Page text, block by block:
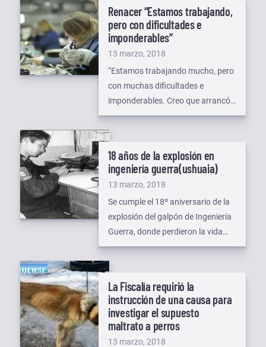
13.30 efectivos de la Comisaría
Tercera se hicieron presentes en el
Centro Invernal con una orden de
allanamiento […]
Renacer “Estamos trabajando,
pero con dificultades e
imponderables”
Publicado
el
13 marzo, 2018
“Estamos trabajando mucho, pero
con muchas dificultades e
imponderables. Creo que arrancó
un año que por un lado se preveía
que iba a ser bueno hasta una
producto de eso cerramos un
convenio para fabricar televisores
con la empresa Coradir, cuya
comercialización es a la firma
Rodó. La […]
18 años de la explosión en
ingeniería guerra(ushuaia)
Publicado
el
13 marzo, 2018
Se cumple el 18º aniversario de la
explosión del galpón de Ingeniería
Guerra, donde perdieron la vida
tres personas y resultaron heridas
más de 60. Hoy 13 de Marzo,
pérdida de nuestro camarada, al
bombero Diego Sánchez, fallecido
en ese episodio, con tan solo 20
años, perteneciente al Cuartel
La Fiscalía requirió la
instrucción de una causa para
investigar el supuesto
maltrato a perros
Publicado
13 marzo, 2018